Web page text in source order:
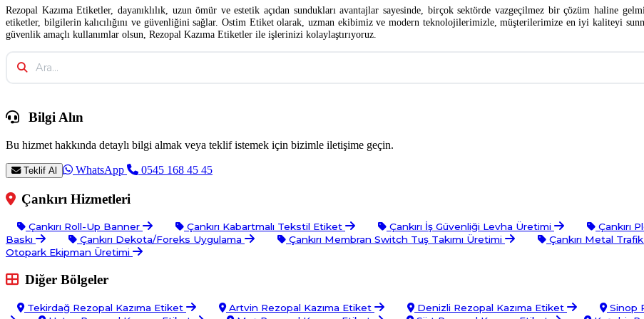
Rezopal Kazıma Etiketler, dayanıklılık, uzun ömür ve estetik açıdan sundukları avantajlar sayesinde, birçok sektörde vazgeçilmez bir çözüm haline
etiketler, bilgilerin kalıcılığını ve güvenliğini sağlar. Ostim Etiket olarak, uzman ekibimiz ve modern teknolojilerimizle, müşterilerimize en iyi kaliteyi
güvenlik amaçlı kullanımlar olsun, Rezopal Kazıma Etiketler ile işlerinizi kolaylaştırıyoruz.
Bilgi Alın
Bu hizmet hakkında detaylı bilgi almak veya teklif istemek için bizimle iletişime geçin.
Teklif Al WhatsApp 0545 168 45 45
Çankırı Hizmetleri
Çankırı Roll-Up Banner Çankırı Kabartmalı Tekstil Etiket Çankırı İş Güvenliği Levha Üretimi Çankırı
Baskı
Çankırı Dekota/Foreks Uygulama Çankırı Membran Switch Tuş Takımı Üretimi Çankırı Metal
Otopark Ekipman Üretimi
Diğer Bölgeler
Tekirdağ Rezopal Kazıma Etiket Artvin Rezopal Kazıma Etiket Denizli Rezopal Kazıma Etiket Sinop